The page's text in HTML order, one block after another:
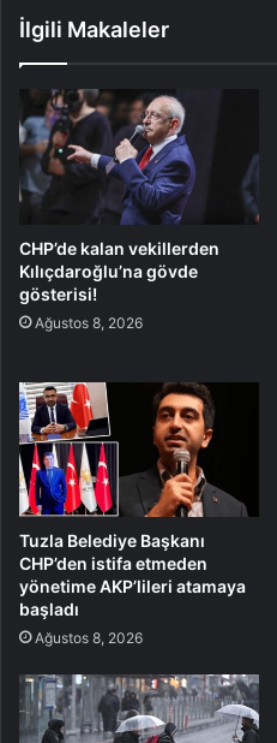
İlgili Makaleler
CHP’de kalan vekillerden
Kılıçdaroğlu’na gövde
gösterisi!
Ağustos 8, 2026
Tuzla Belediye Başkanı
CHP’den istifa etmeden
yönetime AKP’lileri atamaya
başladı
Ağustos 8, 2026